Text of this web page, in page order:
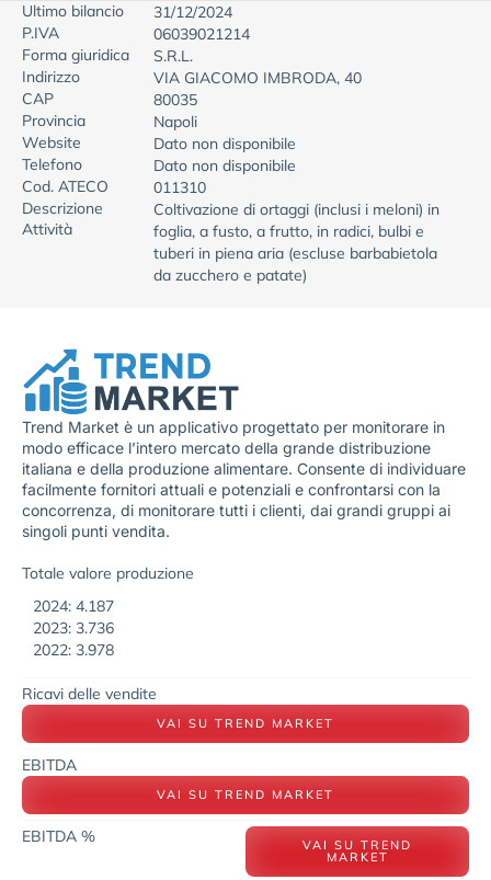
Ultimo bilancio
31/12/2024
P.IVA
06039021214
Forma giuridica
S.R.L.
Indirizzo
VIA GIACOMO IMBRODA, 40
CAP
80035
Provincia
Napoli
Website
Dato non disponibile
Telefono
Dato non disponibile
Cod. ATECO
011310
Descrizione
Attività
Coltivazione di ortaggi (inclusi i meloni) in
foglia, a fusto, a frutto, in radici, bulbi e
tuberi in piena aria (escluse barbabietola
da zucchero e patate)
Trend Market è un applicativo progettato per monitorare in
modo efficace l’intero mercato della grande distribuzione
italiana e della produzione alimentare. Consente di individuare
facilmente fornitori attuali e potenziali e confrontarsi con la
concorrenza, di monitorare tutti i clienti, dai grandi gruppi ai
singoli punti vendita.
Totale valore produzione
2024: 4.187
2023: 3.736
2022: 3.978
Ricavi delle vendite
VAI SU TREND MARKET
EBITDA
VAI SU TREND MARKET
EBITDA % VAI SU TREND
MARKET